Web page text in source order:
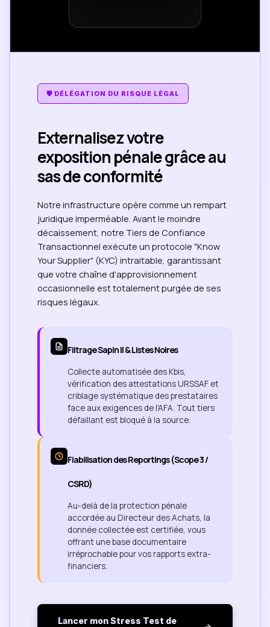
🛡️ DÉLÉGATION DU RISQUE LÉGAL
Externalisez votre
exposition pénale grâce au
sas de conformité
Notre infrastructure opère comme un rempart
juridique imperméable. Avant le moindre
décaissement, notre Tiers de Confiance
Transactionnel exécute un protocole "Know
Your Supplier" (KYC) intraitable, garantissant
que votre chaîne d'approvisionnement
occasionnelle est totalement purgée de ses
risques légaux.
Filtrage Sapin II & Listes Noires
Collecte automatisée des Kbis,
vérification des attestations URSSAF et
criblage systématique des prestataires
face aux exigences de l'AFA. Tout tiers
défaillant est bloqué à la source.
Fiabilisation des Reportings (Scope 3 /
CSRD)
Au-delà de la protection pénale
accordée au Directeur des Achats, la
donnée collectée est certifiée, vous
offrant une base documentaire
irréprochable pour vos rapports extra-
financiers.
Lancer mon Stress Test de